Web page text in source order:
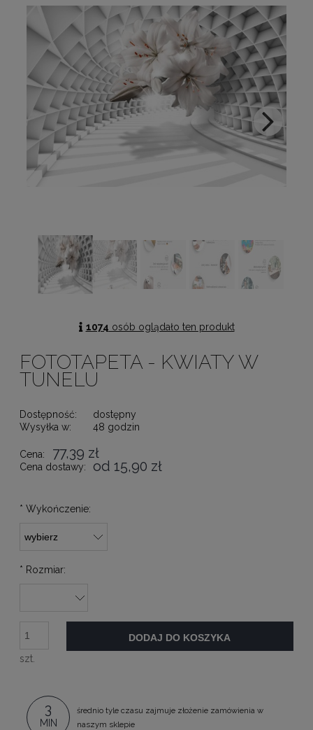
1074 osób oglądało ten produkt
FOTOTAPETA - KWIATY W
TUNELU
Dostępność:
dostępny
Wysyłka w:
48 godzin
Cena: 77,39 zł
Cena dostawy: od 15,90 zł
* Wykończenie:
* Rozmiar:
szt.
DODAJ DO KOSZYKA
3
MIN
średnio tyle czasu zajmuje złożenie zamówienia w
naszym sklepie